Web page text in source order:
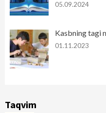
05.09.2024
Kasbning tagi
01.11.2023
Taqvim